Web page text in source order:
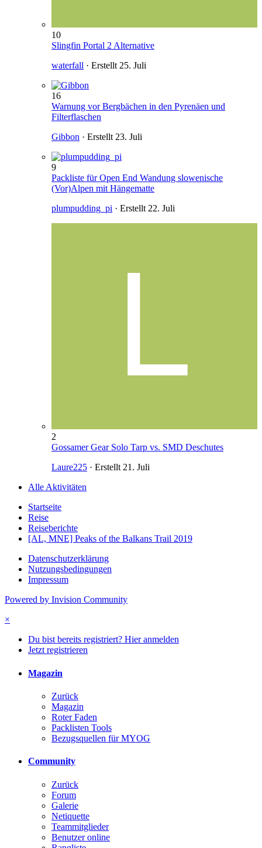
10
Slingfin Portal 2 Alternative
waterfall · Erstellt25. Juli
16
Warnung vor Bergbächen in den Pyrenäen und
Filterflaschen
Gibbon · Erstellt23. Juli
9
Packliste für Open End Wandung slowenische
(Vor)Alpen mit Hängematte
plumpudding_pi · Erstellt22. Juli
2
Gossamer Gear Solo Tarp vs. SMD Deschutes
Laure225 · Erstellt21. Juli
Alle Aktivitäten
Startseite
Reise
Reiseberichte
[AL, MNE] Peaks of the Balkans Trail 2019
Datenschutzerklärung
Nutzungsbedingungen
Impressum
Powered by Invision Community
×
Du bist bereits registriert? Hier anmelden
Jetzt registrieren
Magazin
Zurück
Magazin
Roter Faden
Packlisten Tools
Bezugsquellen für MYOG
Community
Zurück
Forum
Galerie
Netiquette
Teammitglieder
Benutzer online